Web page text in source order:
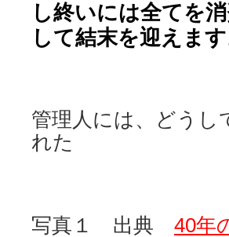
し終いには全てを
して結末を迎えます
管理人には、どうし
れた
写真１ 出典 40年